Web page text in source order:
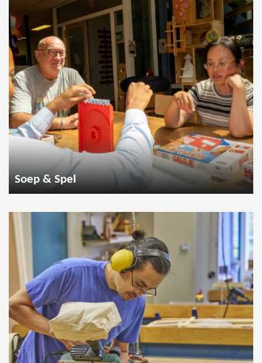
Soep & Spel